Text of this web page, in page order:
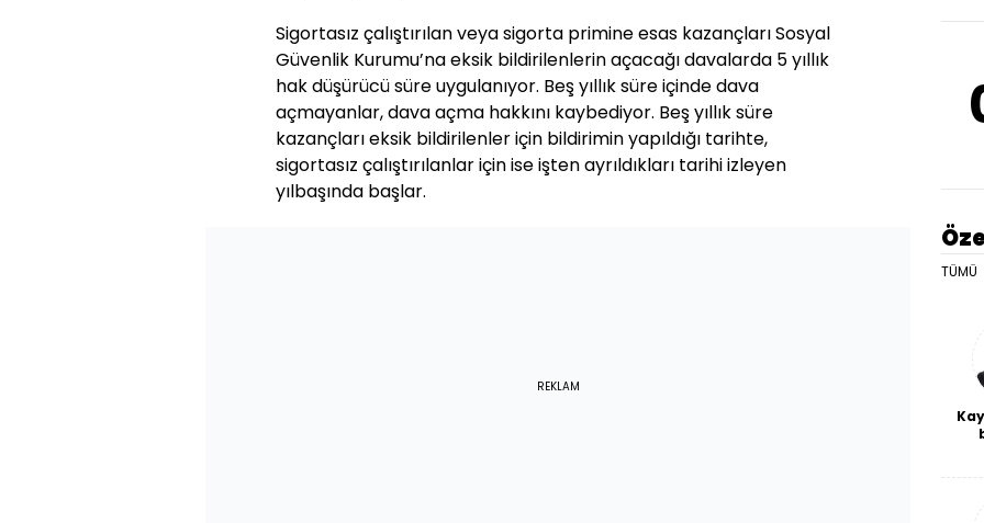
Sigortasız çalıştırılan veya sigorta primine esas kazançları Sosyal
Güvenlik Kurumu’na eksik bildirilenlerin açacağı davalarda 5 yıllık
hak düşürücü süre uygulanıyor. Beş yıllık süre içinde dava
açmayanlar, dava açma hakkını kaybediyor. Beş yıllık süre
kazançları eksik bildirilenler için bildirimin yapıldığı tarihte,
sigortasız çalıştırılanlar için ise işten ayrıldıkları tarihi izleyen
yılbaşında başlar.
REKLAM
TÜMÜ